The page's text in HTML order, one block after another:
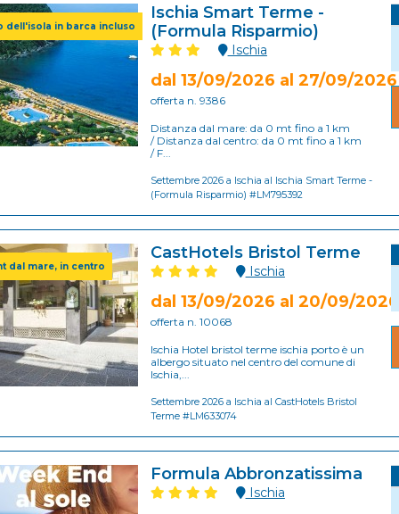
dell'isola in barca incluso
Ischia Smart Terme -
(Formula Risparmio)
Ischia
dal 13/09/2026 al 27/09/2026
offerta n. 9386
Distanza dal mare: da 0 mt fino a 1 km
/ Distanza dal centro: da 0 mt fino a 1 km
/ F...
Settembre 2026 a Ischia al Ischia Smart Terme -
(Formula Risparmio) #LM795392
dal mare, in centro
CastHotels Bristol Terme
Ischia
dal 13/09/2026 al 20/09/2026
offerta n. 10068
Ischia Hotel bristol terme ischia porto è un
albergo situato nel centro del comune di
Ischia,...
Settembre 2026 a Ischia al CastHotels Bristol
Terme #LM633074
Formula Abbronzatissima
Ischia